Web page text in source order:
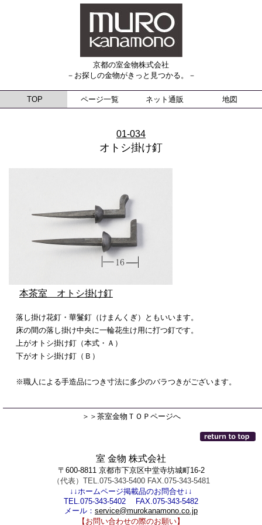
京都の室金物株式会社
－お探しの金物がきっと見つかる。－
TOP ページ一覧 ネット通販 地図
01-034
オトシ掛け釘
本茶室 オトシ掛け釘
落し掛け花釘・華鬘釘（けまんくぎ）ともいいます。
床の間の落し掛け中央に一輪花生け用に打つ釘です。
上がオトシ掛け釘（本式・Ａ）
下がオトシ掛け釘（Ｂ）
※職人による手造品につき寸法に多少のバラつきがございます。
＞＞茶室金物ＴＯＰページへ
室 金物 株式会社
〒600-8811 京都市下京区中堂寺坊城町16-2
（代表）TEL.075-343-5400 FAX.075-343-5481
↓↓ホームページ掲載品のお問合せ↓↓
TEL.075-343-5402 FAX.075-343-5482
メール： service@murokanamono.co.jp
【お問い合わせの際のお願い】